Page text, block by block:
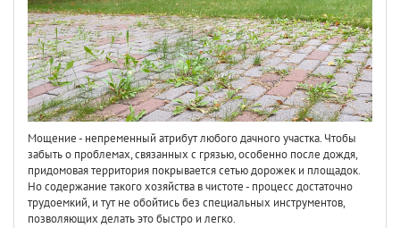
Мощение - непременный атрибут любого дачного участка. Чтобы
забыть о проблемах, связанных с грязью, особенно после дождя,
придомовая территория покрывается сетью дорожек и площадок.
Но содержание такого хозяйства в чистоте - процесс достаточно
трудоемкий, и тут не обойтись без специальных инструментов,
позволяющих делать это быстро и легко.